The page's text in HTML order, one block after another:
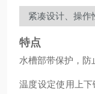
紧凑设计、操作
特点
水槽部带保护，防
温度设定使用上